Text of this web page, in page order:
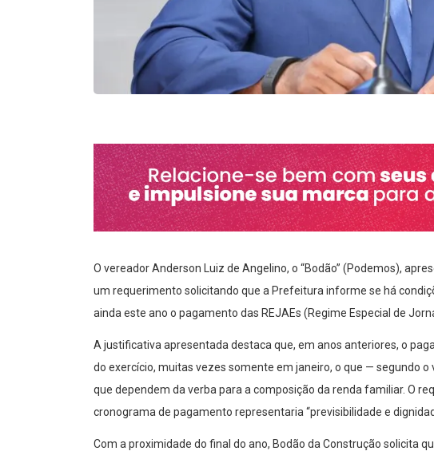
O vereador Anderson Luiz de Angelino, o “Bodão” (Podemos),
um requerimento solicitando que a Prefeitura informe se há
ainda este ano o pagamento das REJAEs (Regime Especial de
A justificativa apresentada destaca que, em anos anteriores, o
do exercício, muitas vezes somente em janeiro, o que — segundo
que dependem da verba para a composição da renda familiar. O
cronograma de pagamento representaria “previsibilidade e
Com a proximidade do final do ano, Bodão da Construção solicita